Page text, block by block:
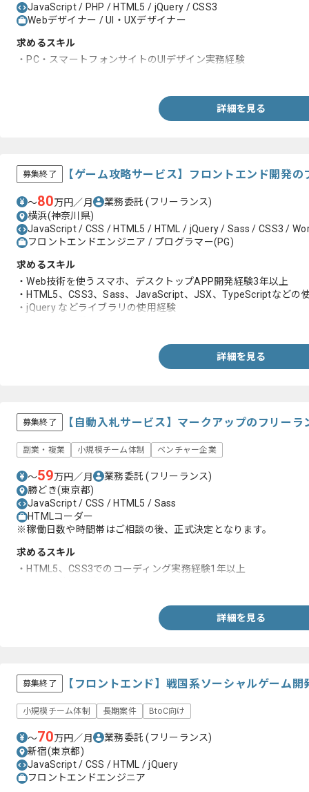
JavaScript / PHP / HTML5 / jQuery / CSS3
Webデザイナー / UI・UXデザイナー
求めるスキル
・PC・スマートフォンサイトのUIデザイン実務経験
詳細を見る
募集終了 【ゲーム攻略サービス】フロントエンド開発
〜80万円／月 業務委託(フリーランス)
横浜(神奈川県)
JavaScript / CSS / HTML5 / HTML / jQuery / Sass / CSS3 /
フロントエンドエンジニア / プログラマー(PG)
求めるスキル
・Web技術を使うスマホ、デスクトップAPP開発経験3年以上
・HTML5、CSS3、Sass、JavaScript、JSX、TypeScriptなどの
・jQuery などライブラリの使用経験
詳細を見る
募集終了 【自動入札サービス】マークアップのフリー
副業・複業 小規模チーム体制 ベンチャー企業
〜59万円／月 業務委託(フリーランス)
勝どき(東京都)
JavaScript / CSS / HTML5 / Sass
HTMLコーダー
※稼働日数や時間帯はご相談の後、正式決定となります。
求めるスキル
・HTML5、CSS3でのコーディング実務経験1年以上
詳細を見る
募集終了 【フロントエンド】戦国系ソーシャルゲーム
小規模チーム体制 長期案件 BtoC向け
〜70万円／月 業務委託(フリーランス)
新宿(東京都)
JavaScript / CSS / HTML / jQuery
フロントエンドエンジニア